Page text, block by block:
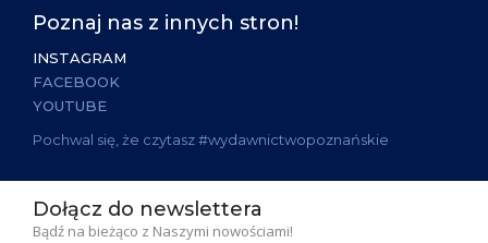
Poznaj nas z innych stron!
INSTAGRAM
FACEBOOK
YOUTUBE
Pochwal się, że czytasz #wydawnictwopoznańskie
Dołącz do newslettera
Bądź na bieżąco z Naszymi nowościami!